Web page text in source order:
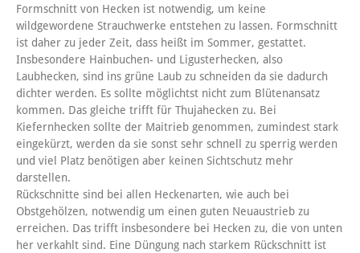
Formschnitt von Hecken ist notwendig, um keine
wildgewordene Strauchwerke entstehen zu lassen. Formschnitt
ist daher zu jeder Zeit, dass heißt im Sommer, gestattet.
Insbesondere Hainbuchen- und Ligusterhecken, also
Laubhecken, sind ins grüne Laub zu schneiden da sie dadurch
dichter werden. Es sollte möglichtst nicht zum Blütenansatz
kommen. Das gleiche trifft für Thujahecken zu. Bei
Kiefernhecken sollte der Maitrieb genommen, zumindest stark
eingekürzt, werden da sie sonst sehr schnell zu sperrig werden
und viel Platz benötigen aber keinen Sichtschutz mehr
darstellen.
Rückschnitte sind bei allen Heckenarten, wie auch bei
Obstgehölzen, notwendig um einen guten Neuaustrieb zu
erreichen. Das trifft insbesondere bei Hecken zu, die von unten
her verkahlt sind. Eine Düngung nach starkem Rückschnitt ist